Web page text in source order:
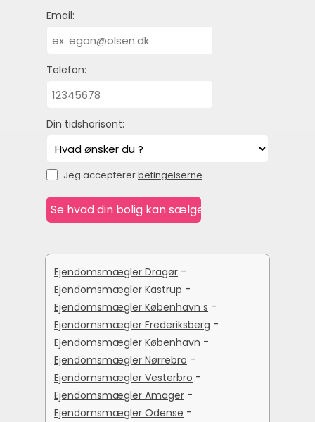
Email:
Telefon:
Din tidshorisont:
Jeg acceptererbetingelserne
Ejendomsmægler Dragør -
Ejendomsmægler Kastrup -
Ejendomsmægler København s -
Ejendomsmægler Frederiksberg -
Ejendomsmægler København -
Ejendomsmægler Nørrebro -
Ejendomsmægler Vesterbro -
Ejendomsmægler Amager -
Ejendomsmægler Odense -